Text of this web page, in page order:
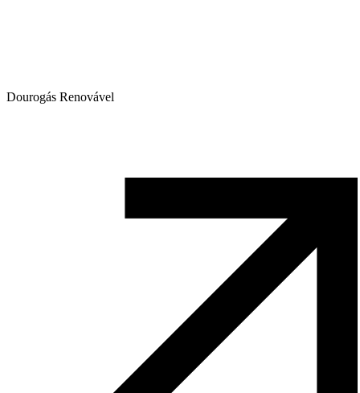
Dourogás Renovável